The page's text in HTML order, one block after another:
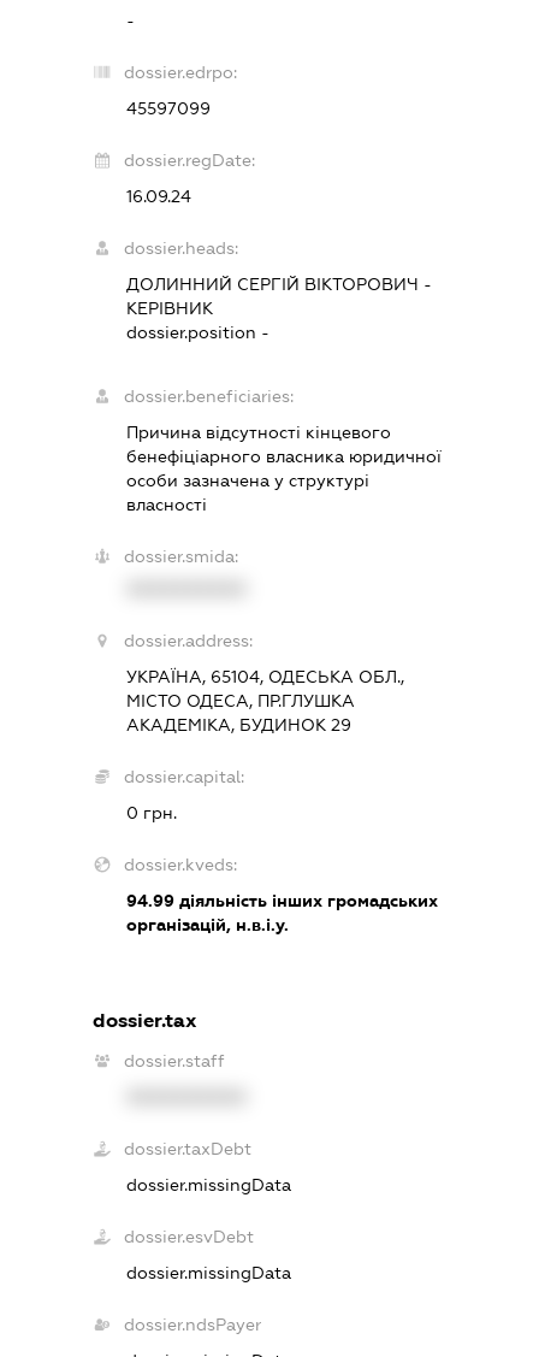
-
dossier.edrpo:
45597099
dossier.regDate:
16.09.24
dossier.heads:
ДОЛИННИЙ СЕРГІЙ ВІКТОРОВИЧ -
КЕРІВНИК
dossier.position -
dossier.beneficiaries:
Причина відсутності кінцевого
бенефіціарного власника юридичної
особи зазначена у структурі
власності
dossier.smida:
dossier.address:
УКРАЇНА, 65104, ОДЕСЬКА ОБЛ.,
МІСТО ОДЕСА, ПР.ГЛУШКА
АКАДЕМІКА, БУДИНОК 29
dossier.capital:
0 грн.
dossier.kveds:
94.99діяльність інших громадських
організацій, н.в.і.у.
dossier.tax
dossier.staff
dossier.taxDebt
dossier.missingData
dossier.esvDebt
dossier.missingData
dossier.ndsPayer